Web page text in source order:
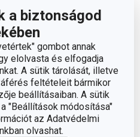
a biztonságod
gombot annak
elolvasta és elfogadja
A sütik tárolását, illetve
feltételeit bármikor
beállításaiban. A sütik
"Beállítások módosítása"
az Adatvédelmi
olvashat.
Kosárba